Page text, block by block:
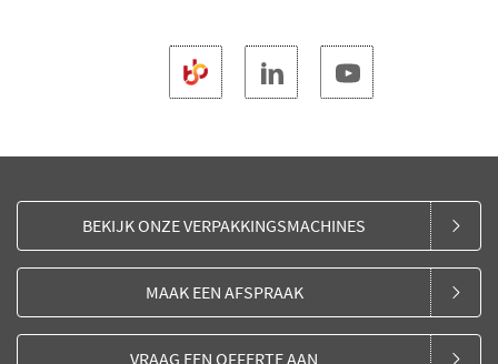
BEKIJK ONZE VERPAKKINGSMACHINES
MAAK EEN AFSPRAAK
VRAAG EEN OFFERTE AAN